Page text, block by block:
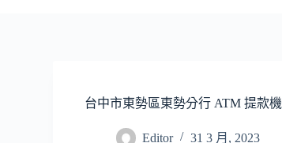
台中市東勢區東勢分行 ATM 提款機
Editor 31 3 月, 2023